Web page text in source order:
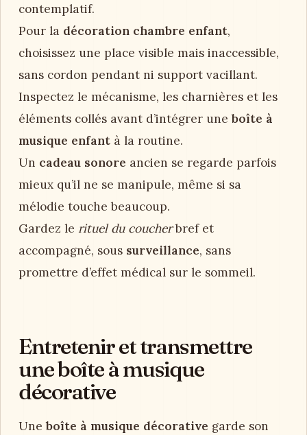
contemplatif.
Pour la décoration chambre enfant,
choisissez une place visible mais inaccessible,
sans cordon pendant ni support vacillant.
Inspectez le mécanisme, les charnières et les
éléments collés avant d’intégrer uneboîte à
musique enfant à la routine.
Un cadeau sonore ancien se regarde parfois
mieux qu’il ne se manipule, même si sa
mélodie touche beaucoup.
Gardez le rituel du coucherbref et
accompagné, sous surveillance, sans
promettre d’effet médical sur le sommeil.
Entretenir et transmettre
une boîte à musique
décorative
Uneboîte à musique décorative garde son